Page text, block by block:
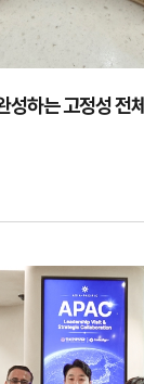
성하는 고정성 전